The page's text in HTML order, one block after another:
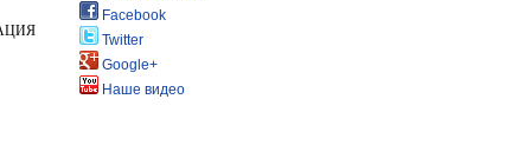
Facebook
Twitter
Google+
Наше видео